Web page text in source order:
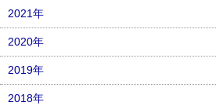
2021年
2020年
2019年
2018年